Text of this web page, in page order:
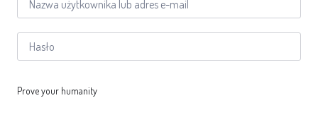
Prove your humanity